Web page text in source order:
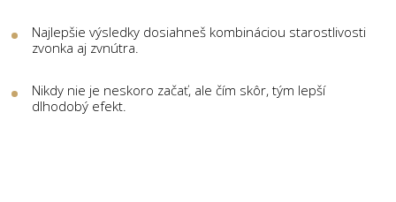
Najlepšie výsledky dosiahneš kombináciou starostlivosti
zvonka aj zvnútra.
Nikdy nie je neskoro začať, ale čím skôr, tým lepší
dlhodobý efekt.